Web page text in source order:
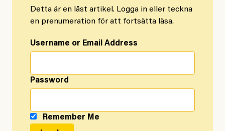
Detta är en låst artikel. Logga in eller teckna
en prenumeration för att fortsätta läsa.
Username or Email Address
Password
Remember Me